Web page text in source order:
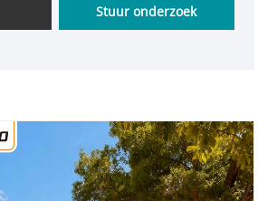
Stuur onderzoek